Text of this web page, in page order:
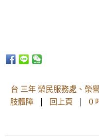
台 三年 榮民服務處、榮
肢體障 | 回上頁 | 0